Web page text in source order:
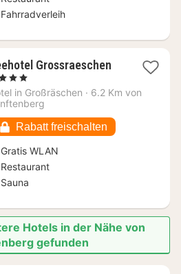
Fahrradverleih
Grossraeschen1
ab
in Großräschen · 6.2 Km von
Rabatt freischalten
Gratis WLAN
Restaurant
Sauna
Hotels in der Nähe von
gefunden